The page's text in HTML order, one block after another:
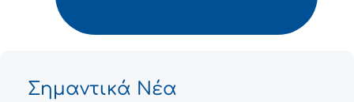
Σημαντικά Νέα